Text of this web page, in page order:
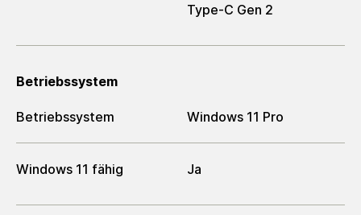
Type-C Gen 2
Betriebssystem
Betriebssystem Windows 11 Pro
Windows 11 fähig Ja